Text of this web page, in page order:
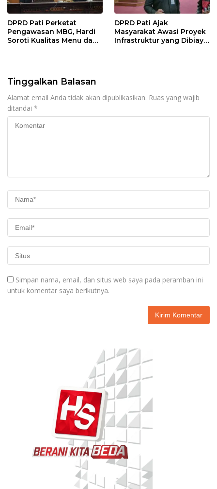
DPRD Pati Perketat
Pengawasan MBG, Hardi
Soroti Kualitas Menu dan
DPRD Pati Ajak
Masyarakat Awasi Proyek
Infrastruktur yang Dibiayai
Tinggalkan Balasan
Alamat email Anda tidak akan dipublikasikan. Ruas yang wajib
ditandai *
Simpan nama, email, dan situs web saya pada peramban ini
untuk komentar saya berikutnya.